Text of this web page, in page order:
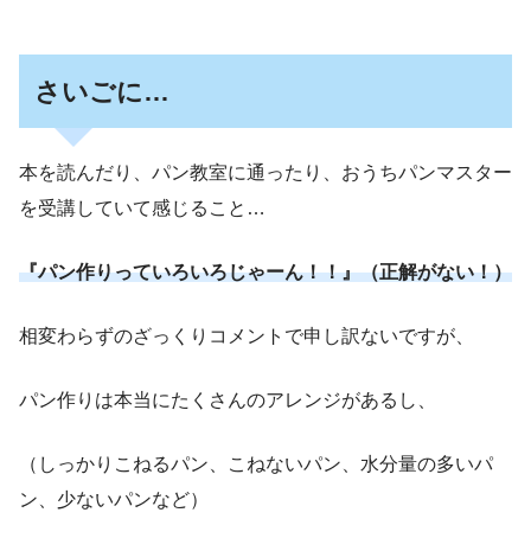
さいごに…
本を読んだり、パン教室に通ったり、おうちパンマスター
を受講していて感じること…
『パン作りっていろいろじゃーん！！』（正解がない！）
相変わらずのざっくりコメントで申し訳ないですが、
パン作りは本当にたくさんのアレンジがあるし、
（しっかりこねるパン、こねないパン、水分量の多いパ
ン、少ないパンなど）